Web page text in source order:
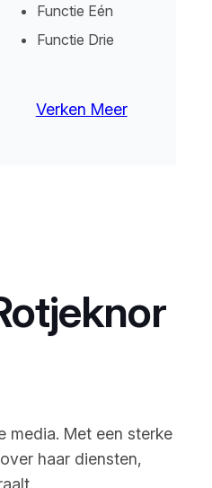
Functie Eén
Functie Drie
Verken Meer
media. Met een sterke
haar diensten,